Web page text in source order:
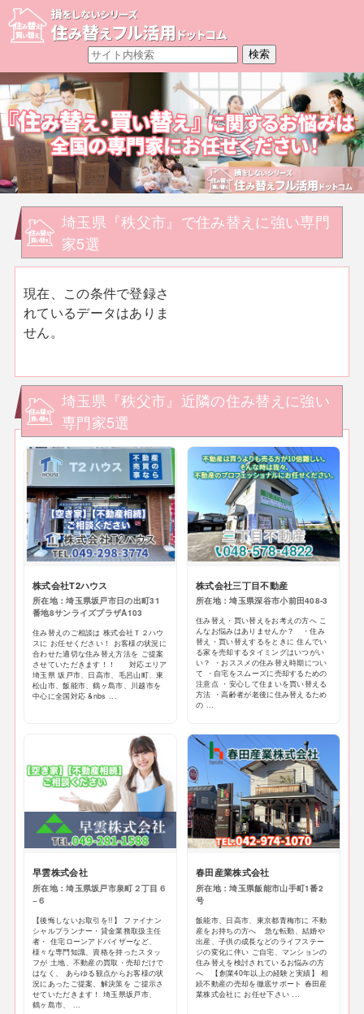
埼玉県『秩父市』で住み替えに強い専門
家5選
現在、この条件で登録さ
れているデータはありま
せん。
埼玉県『秩父市』近隣の住み替えに強い
専門家5選
株式会社T2ハウス
所在地：埼玉県坂戸市日の出町31
番地8サンライズプラザA103
住み替えのご相談は 株式会社Ｔ２ハウ
スに お任せください！ お客様の状況に
合わせた適切な住み替え方法を ご提案
させていただきます！！ 対応エリア
埼玉県 坂戸市、日高市、毛呂山町、東
松山市、飯能市、鶴ヶ島市、川越市を
中心に全国対応 &nbs ...
株式会社三丁目不動産
所在地：埼玉県深谷市小前田408-3
住み替え・買い替えをお考えの方へ こ
んなお悩みはありませんか？ ・住み
替え・買い替えするをときに 住んでい
る家を売却するタイミングはいつがい
い？ ・おススメの住み替え時期につい
て ・自宅をスムーズに売却するための
注意点 ・安心して住まいを買い替える
方法 ・高齢者が老後に住み替えるため
の ...
早雲株式会社
所在地：埼玉県坂戸市泉町２丁目６
−６
【後悔しないお取引を!!】 ファイナン
シャルプランナー・貸金業務取扱主任
者・ 住宅ローンアドバイザーなど、
様々な専門知識、資格を持ったスタッ
フが 土地、不動産の買取・売却だけで
はなく、 あらゆる観点からお客様の状
況にあったご提案、解決策を ご提示さ
せていただきます！ 埼玉県坂戸市、
鶴ヶ島市、 ...
春田産業株式会社
所在地：埼玉県飯能市山手町1番2
号
飯能市、日高市、東京都青梅市に 不動
産をお持ちの方へ 急な転勤、結婚や
出産、子供の成長などのライフステー
ジの変化に伴い ご自宅、マンションの
住み替えを検討されているお悩みの方
へ 【創業40年以上の経験と実績】 相
続不動産の売却を徹底サポート 春田産
業株式会社に お任せ下さい ...